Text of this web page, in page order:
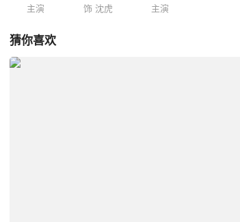
主演 饰 沈虎 主演
猜你喜欢